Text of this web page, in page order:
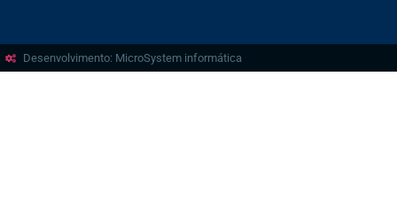
Desenvolvimento: MicroSystem informática